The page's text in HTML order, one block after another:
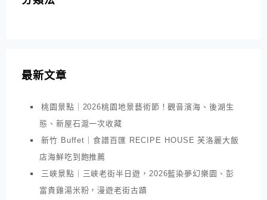
最新文章
桃園景點｜2026桃園地景藝術節！觀音濱海、後湖生
態、新屋石滬一次收藏
新竹 Buffet｜食譜百匯 RECIPE HOUSE 芙洛麗大飯
店海鮮吃到飽推薦
三峽景點｜三峽老街半日遊，2026藍染夢幻樂園、彭
富貴雞湯米粉，漫遊老街古蹟